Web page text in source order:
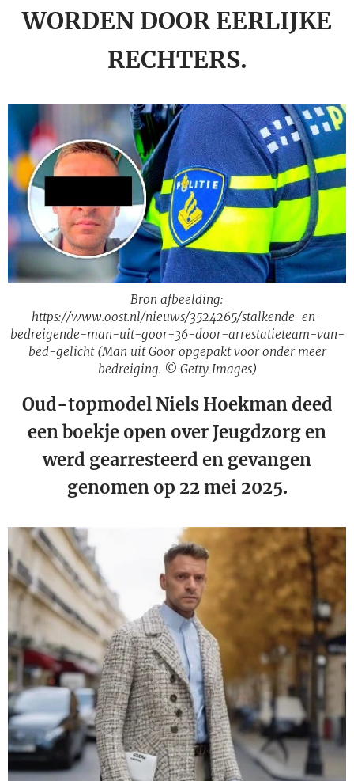
WORDEN DOOR EERLIJKE
RECHTERS.
Bron afbeelding:
https://www.oost.nl/nieuws/3524265/stalkende-en-
bedreigende-man-uit-goor-36-door-arrestatieteam-van-
bed-gelicht (Man uit Goor opgepakt voor onder meer
bedreiging. © Getty Images)
Oud-topmodel Niels Hoekman deed
een boekje open over Jeugdzorg en
werd gearresteerd en gevangen
genomen op 22 mei 2025.